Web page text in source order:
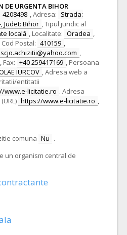
DE URGENTA BIHOR
4208498 ,Adresa: Strada:
Judet: Bihor ,Tipul juridic al
locală , Localitate: Oradea ,
Cod Postal: 410159 ,
scjo.achizitii@yahoo.com ,
, Fax: +40 259417169 , Persoana
IURCOV ,Adresa web a
entitatii
www.e-licitatie.ro . Adresa
https://www.e-licitatie.ro ,
comuna Nu .
un organism central de